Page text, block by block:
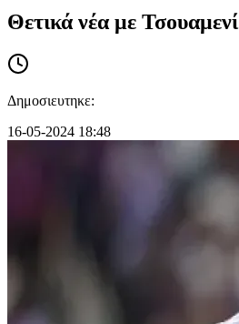
Θετικά νέα με Τσουαμενί
Δημοσιευτηκε:
16-05-2024 18:48